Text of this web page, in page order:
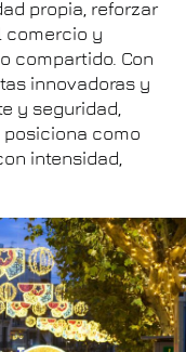
propia, reforzar
comercio y
compartido. Con
innovadoras y
y seguridad,
posiciona como
intensidad,